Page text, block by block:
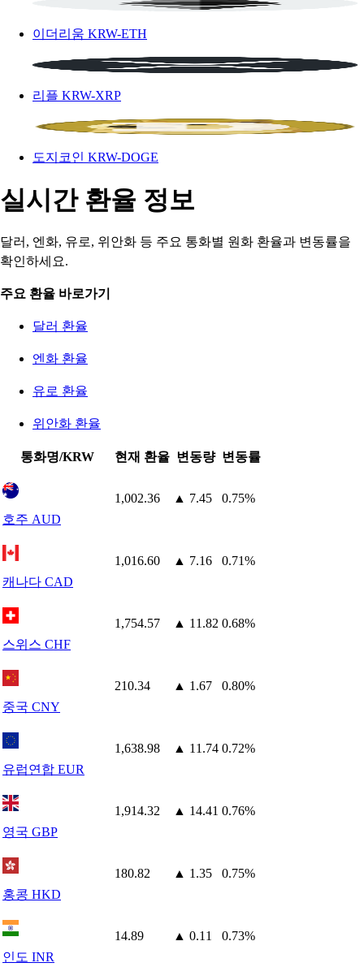
이더리움 KRW-ETH
리플 KRW-XRP
도지코인 KRW-DOGE
실시간 환율 정보
달러, 엔화, 유로, 위안화 등 주요 통화별 원화 환율과 변동률을
확인하세요.
주요 환율 바로가기
달러 환율
엔화 환율
유로 환율
위안화 환율
통화명/KRW 현재 환율 변동량 변동률
호주 AUD
1,002.36 ▲ 7.45 0.75%
캐나다 CAD
1,016.60 ▲ 7.16 0.71%
스위스 CHF
1,754.57 ▲ 11.82 0.68%
중국 CNY
210.34 ▲ 1.67 0.80%
유럽연합 EUR
1,638.98 ▲ 11.74 0.72%
영국 GBP
1,914.32 ▲ 14.41 0.76%
홍콩 HKD
180.82 ▲ 1.35 0.75%
인도 INR
14.89 ▲ 0.11 0.73%